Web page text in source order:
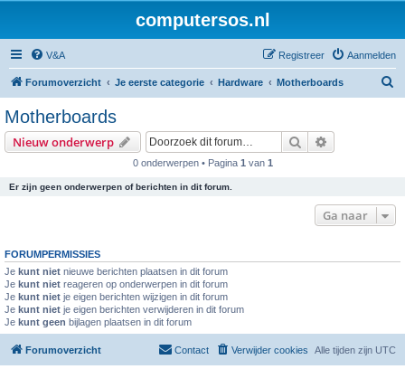
computersos.nl
V&A Aanmelden
Registreer
Forumoverzicht Je eerste categorie Hardware Motherboards
Motherboards
Nieuw onderwerp Zoek
0 onderwerpen • Pagina 1 van 1
Er zijn geen onderwerpen of berichten in dit forum.
Ga naar
FORUMPERMISSIES
Je kunt niet nieuwe berichten plaatsen in dit forum
Je kunt niet reageren op onderwerpen in dit forum
Je kunt niet je eigen berichten wijzigen in dit forum
Je kunt niet je eigen berichten verwijderen in dit forum
Je kunt geen bijlagen plaatsen in dit forum
Forumoverzicht Alle tijden zijn UTC
Verwijder cookies
Contact